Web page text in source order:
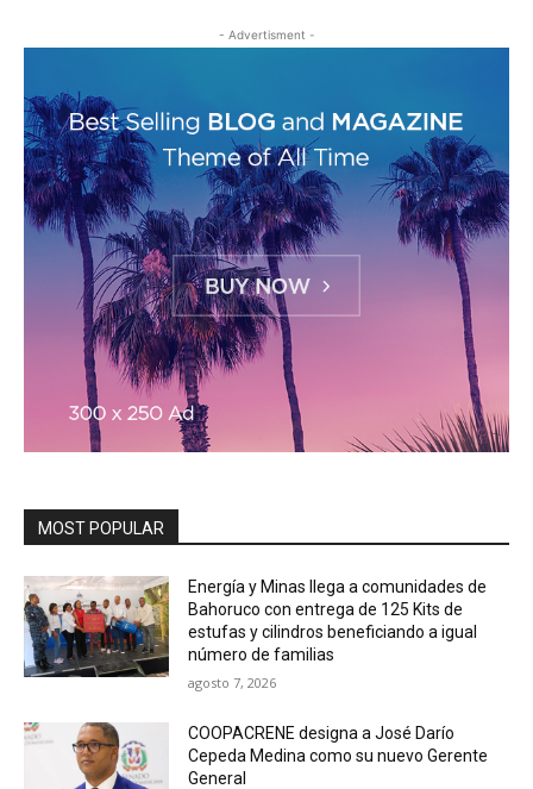
- Advertisment -
MOST POPULAR
Energía y Minas llega a comunidades de
Bahoruco con entrega de 125 Kits de
estufas y cilindros beneficiando a igual
número de familias
agosto 7, 2026
COOPACRENE designa a José Darío
Cepeda Medina como su nuevo Gerente
General